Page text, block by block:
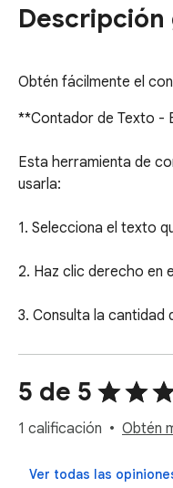
Descripción
Obtén fácilmente el
**Contador de Texto -
Esta herramienta de
usarla:
1. Selecciona el texto
2. Haz clic derecho en
3. Consulta la
¡Instala y utiliza este
---
5 de 5
1 calificación Obtén
Ver todas las